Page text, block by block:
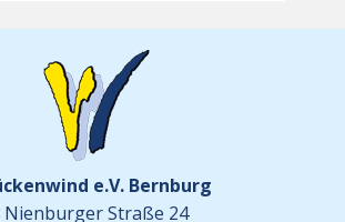
e.V. Bernburg
Nienburger Straße 24